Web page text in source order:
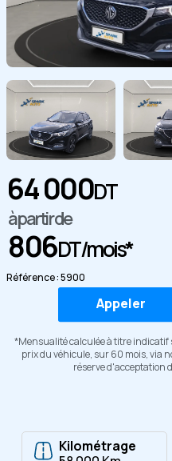
64 000DT
à partir de
806DT/mois*
Référence : 5900
Appeler
*Mensualité calculée à titre
prix du véhicule, sur 60 mois, via
réserve d'acceptation
Kilométrage
Copier